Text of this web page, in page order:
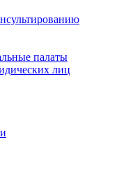
палаты
лиц